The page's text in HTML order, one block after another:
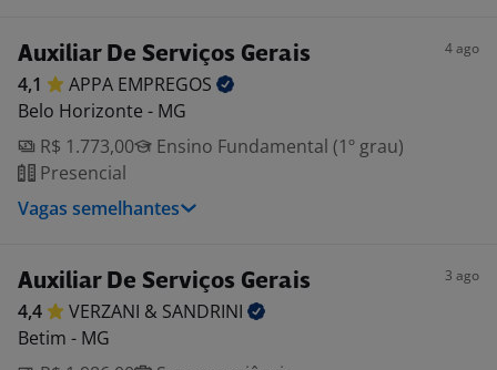
Auxiliar De Serviços Gerais 4 ago
4,1 APPA EMPREGOS
Belo Horizonte - MG
R$ 1.773,00
Ensino Fundamental (1º grau)
Presencial
Vagas semelhantes
Auxiliar De Serviços Gerais 3 ago
4,4 VERZANI & SANDRINI
Betim - MG